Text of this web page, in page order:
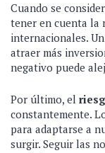
Cuando se
tener en cuenta la
internacionales.
atraer más
negativo puede
Por último, el
constantemente.
para adaptarse a
surgir. Seguir las